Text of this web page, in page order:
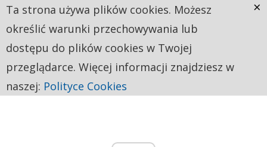
Ta strona używa plików cookies. Możesz
określić warunki przechowywania lub
dostępu do plików cookies w Twojej
przeglądarce. Więcej informacji znajdziesz w
naszej: Polityce Cookies
×